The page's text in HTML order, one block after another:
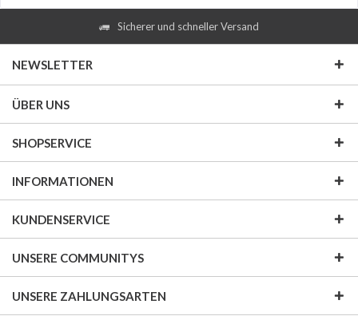
Sicherer und schneller Versand
NEWSLETTER
ÜBER UNS
SHOPSERVICE
INFORMATIONEN
KUNDENSERVICE
UNSERE COMMUNITYS
UNSERE ZAHLUNGSARTEN